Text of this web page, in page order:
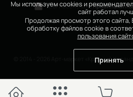
Мы используем cookies и
сайт работал
Продолжая просмотр этого
обработку файлов cookie в
пользования
Принять
Согласен(на) справилами
© 2014 - 2026 Арт-маркет «Красный